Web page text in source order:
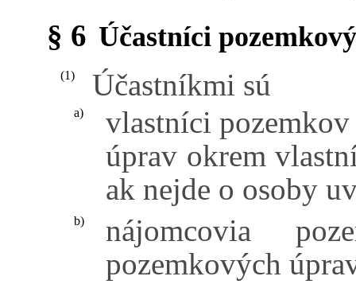
§ 6 Účastníci
(1) Účastníkmi sú
a)
vlastníci
úprav okrem
ak nejde o osoby
b)
nájomcovia
pozemkových